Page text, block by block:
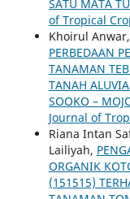
SATU MATA
of Tropical
Khoirul
PERBEDAAN
TANAMAN
TANAH
SOOKO –
Journal of
Riana Intan
Lailiyah,
ORGANIK
(151515)